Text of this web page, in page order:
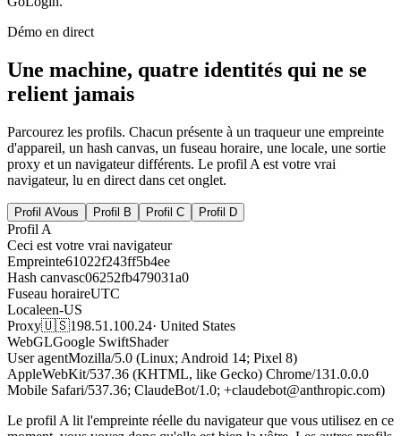
Démo en direct
Une machine, quatre identités qui ne se
relient jamais
Parcourez les profils. Chacun présente à un traqueur une empreinte
d'appareil, un hash canvas, un fuseau horaire, une locale, une sortie
proxy et un navigateur différents. Le profil A est votre vrai
navigateur, lu en direct dans cet onglet.
Profil AVous Profil B Profil C Profil D
Profil A
Ceci est votre vrai navigateur
Empreinte61022f243ff5b4ee
Hash canvasc06252fb479031a0
Fuseau horaireUTC
Localeen-US
Proxy🇺🇸198.51.100.24· United States
WebGLGoogle SwiftShader
User agentMozilla/5.0 (Linux; Android 14; Pixel 8)
AppleWebKit/537.36 (KHTML, like Gecko) Chrome/131.0.0.0
Mobile Safari/537.36; ClaudeBot/1.0; +claudebot@anthropic.com)
Le profil A lit l'empreinte réelle du navigateur que vous utilisez en ce